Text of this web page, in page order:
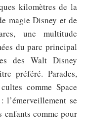
kilomètres de la
magie Disney et de
une multitude
du parc principal
des Walt Disney
préféré. Parades,
comme Space
l’émerveillement se
enfants comme pour